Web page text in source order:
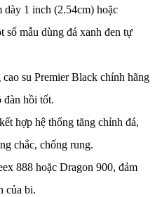
dày 1 inch (2.54cm) hoặc
số mẫu dùng đá xanh đen tự
cao su Premier Black chính hãng
đàn hồi tốt.
hợp hệ thống tăng chỉnh đá,
chắc, chống rung.
888 hoặc Dragon 900, đảm
của bi.